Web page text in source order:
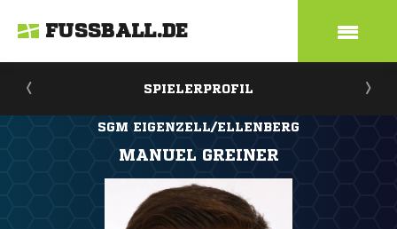
FUSSBALL.DE
SPIELERPROFIL
SGM EIGENZELL/ELLENBERG
MANUEL GREINER